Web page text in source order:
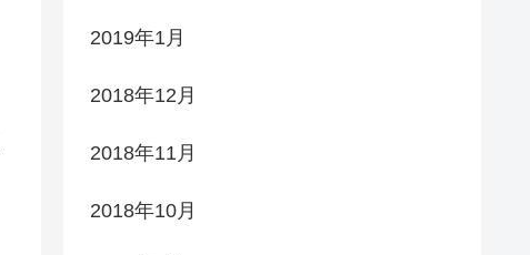
2019年1月
2018年12月
2018年11月
2018年10月